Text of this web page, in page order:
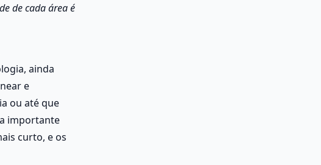
de cada área é
ainda
e
ou até que
importante
curto, e os